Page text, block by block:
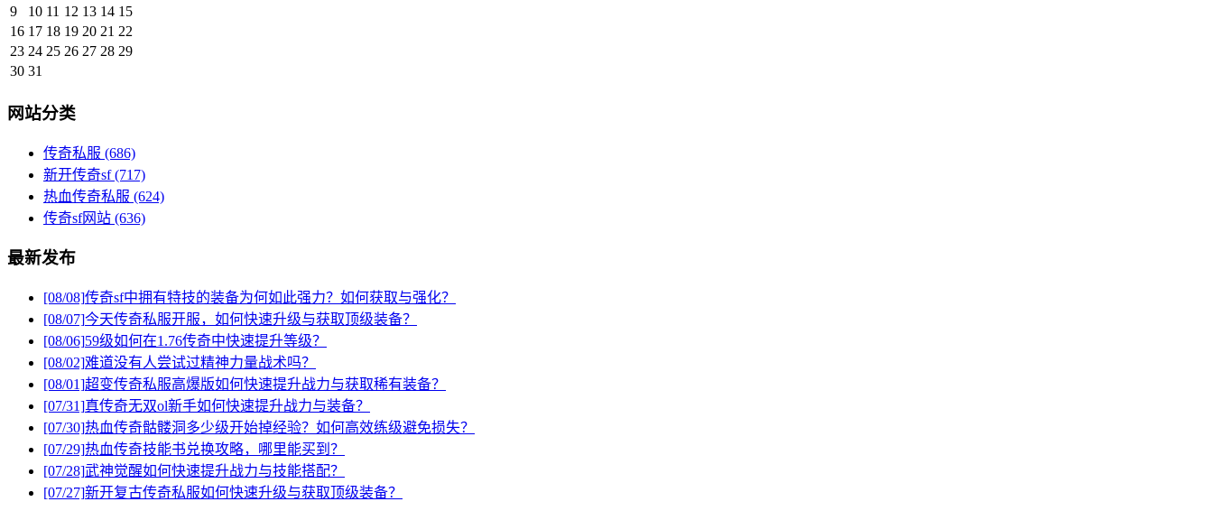
9
10 11 12 13 14 15
16 17 18 19 20 21 22
23 24 25 26 27 28 29
30 31
网站分类
传奇私服 (686)
新开传奇sf(717)
热血传奇私服 (624)
传奇sf网站 (636)
最新发布
[08/08]传奇sf中拥有特技的装备为何如此强力？如何获取与强化？
[08/07]今天传奇私服开服，如何快速升级与获取顶级装备？
[08/06]59级如何在1.76传奇中快速提升等级？
[08/02]难道没有人尝试过精神力量战术吗？
[08/01]超变传奇私服高爆版如何快速提升战力与获取稀有装备？
[07/31]真传奇无双ol新手如何快速提升战力与装备？
[07/30]热血传奇骷髅洞多少级开始掉经验？如何高效练级避免损失？
[07/29]热血传奇技能书兑换攻略，哪里能买到？
[07/28]武神觉醒如何快速提升战力与技能搭配？
[07/27]新开复古传奇私服如何快速升级与获取顶级装备？